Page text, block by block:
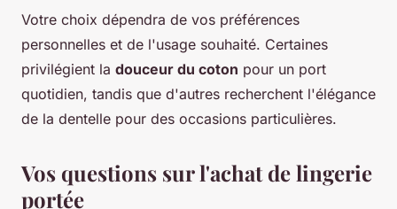
Votre choix dépendra de vos préférences
personnelles et de l'usage souhaité. Certaines
privilégient la douceur du coton pour un port
quotidien, tandis que d'autres recherchent l'élégance
de la dentelle pour des occasions particulières.
Vos questions sur l'achat de lingerie
portée